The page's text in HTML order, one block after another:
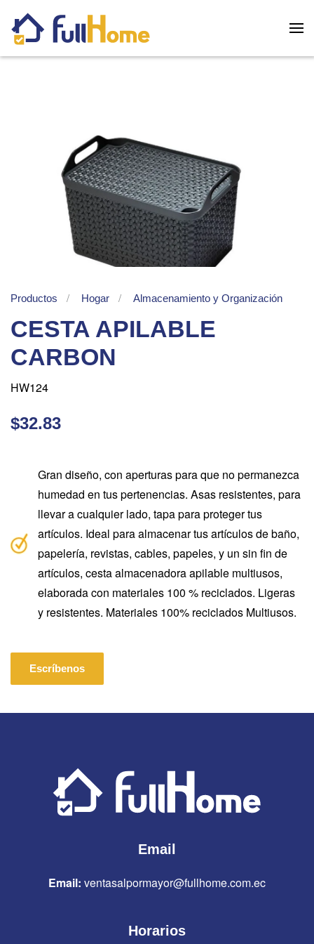
Skip to main content
Productos Hogar Almacenamiento y Organización
CESTA APILABLE
CARBON
HW124
$32.83
Gran diseño, con aperturas para que no permanezca
humedad en tus pertenencias. Asas resistentes, para
llevar a cualquier lado, tapa para proteger tus
artículos. Ideal para almacenar tus artículos de baño,
papelería, revistas, cables, papeles, y un sin fin de
artículos, cesta almacenadora apilable multiusos,
elaborada con materiales 100 % reciclados. Ligeras
y resistentes. Materiales 100% reciclados Multiusos.
Escríbenos
Email
Email: ventasalpormayor@fullhome.com.ec
Horarios